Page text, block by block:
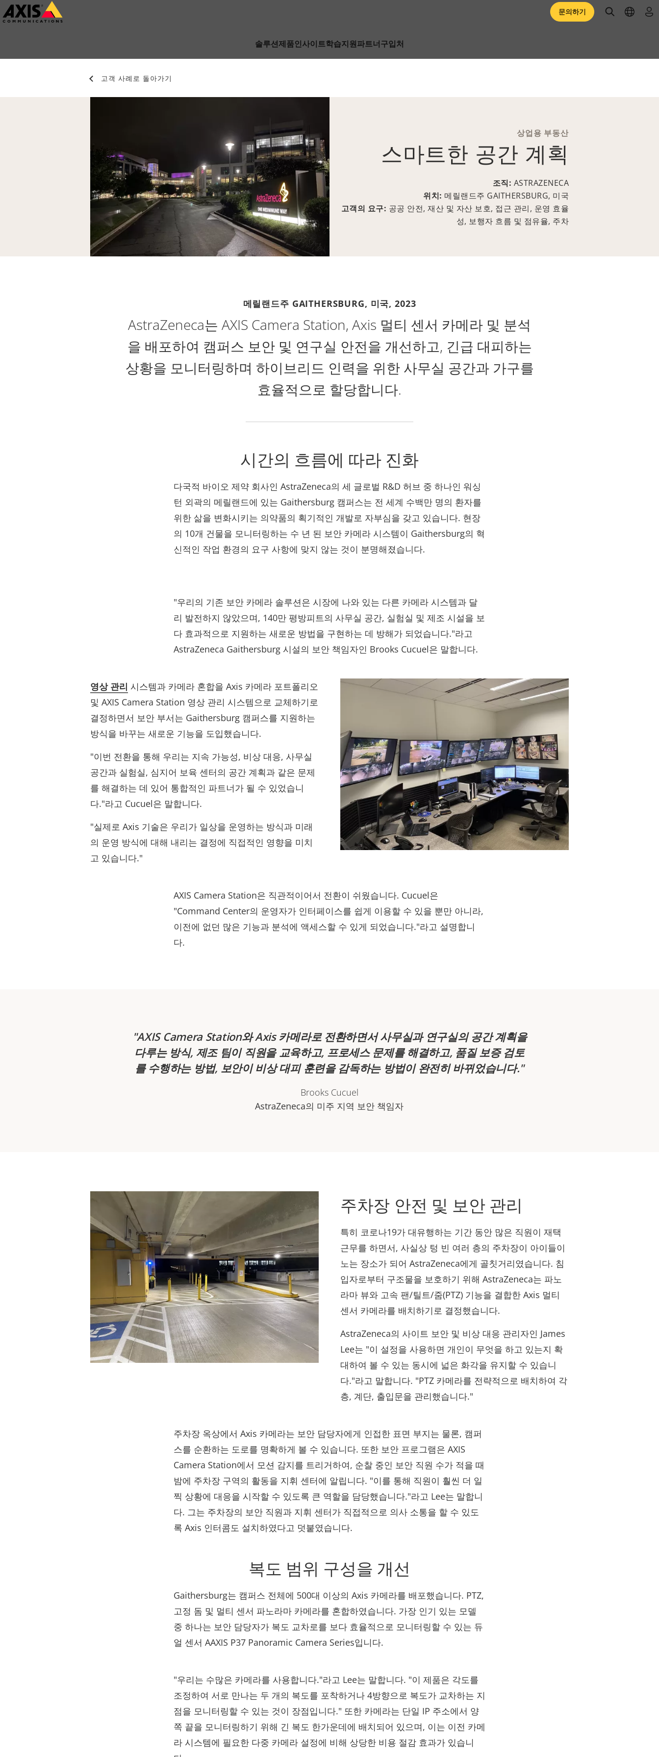
주
요
솔루션제품인사이트학습지원파트너구입처
문의하기 openopen로
고객 사례로 돌아가기
상업용 부동산
스마트한 공간 계획
조직: ASTRAZENECA
위치: 메릴랜드주 GAITHERSBURG, 미국
고객의 요구: 공공 안전, 재산 및 자산 보호, 접근 관리, 운영 효율
성, 보행자 흐름 및 점유율, 주차
메릴랜드주 GAITHERSBURG, 미국, 2023
AstraZeneca는 AXIS Camera Station, Axis 멀티 센서 카메라 및 분석
을 배포하여 캠퍼스 보안 및 연구실 안전을 개선하고, 긴급 대피하는
상황을 모니터링하며 하이브리드 인력을 위한 사무실 공간과 가구를
효율적으로 할당합니다.
시간의 흐름에 따라 진화
다국적 바이오 제약 회사인 AstraZeneca의 세 글로벌 R&D 허브 중 하나인 워싱
턴 외곽의 메릴랜드에 있는 Gaithersburg 캠퍼스는 전 세계 수백만 명의 환자를
위한 삶을 변화시키는 의약품의 획기적인 개발로 자부심을 갖고 있습니다. 현장
의 10개 건물을 모니터링하는 수 년 된 보안 카메라 시스템이 Gaithersburg의 혁
신적인 작업 환경의 요구 사항에 맞지 않는 것이 분명해졌습니다.
"우리의 기존 보안 카메라 솔루션은 시장에 나와 있는 다른 카메라 시스템과 달
리 발전하지 않았으며, 140만 평방피트의 사무실 공간, 실험실 및 제조 시설을 보
다 효과적으로 지원하는 새로운 방법을 구현하는 데 방해가 되었습니다."라고
AstraZeneca Gaithersburg 시설의 보안 책임자인 Brooks Cucuel은 말합니다.
영상 관리 시스템과 카메라 혼합을 Axis 카메라 포트폴리오
및 AXIS Camera Station 영상 관리 시스템으로 교체하기로
결정하면서 보안 부서는 Gaithersburg 캠퍼스를 지원하는
방식을 바꾸는 새로운 기능을 도입했습니다.
"이번 전환을 통해 우리는 지속 가능성, 비상 대응, 사무실
공간과 실험실, 심지어 보육 센터의 공간 계획과 같은 문제
를 해결하는 데 있어 통합적인 파트너가 될 수 있었습니
다."라고 Cucuel은 말합니다.
"실제로 Axis 기술은 우리가 일상을 운영하는 방식과 미래
의 운영 방식에 대해 내리는 결정에 직접적인 영향을 미치
고 있습니다."
AXIS Camera Station은 직관적이어서 전환이 쉬웠습니다. Cucuel은
"Command Center의 운영자가 인터페이스를 쉽게 이용할 수 있을 뿐만 아니라,
이전에 없던 많은 기능과 분석에 액세스할 수 있게 되었습니다."라고 설명합니
다.
AXIS Camera Station와 Axis 카메라로 전환하면서 사무실과 연구실의 공간 계획을
다루는 방식, 제조 팀이 직원을 교육하고, 프로세스 문제를 해결하고, 품질 보증 검토
를 수행하는 방법, 보안이 비상 대피 훈련을 감독하는 방법이 완전히 바뀌었습니다.
Brooks Cucuel
AstraZeneca의 미주 지역 보안 책임자
주차장 안전 및 보안 관리
특히 코로나19가 대유행하는 기간 동안 많은 직원이 재택
근무를 하면서, 사실상 텅 빈 여러 층의 주차장이 아이들이
노는 장소가 되어 AstraZeneca에게 골칫거리였습니다. 침
입자로부터 구조물을 보호하기 위해 AstraZeneca는 파노
라마 뷰와 고속 팬/틸트/줌(PTZ) 기능을 결합한 Axis 멀티
센서 카메라를 배치하기로 결정했습니다.
AstraZeneca의 사이트 보안 및 비상 대응 관리자인 James
Lee는 "이 설정을 사용하면 개인이 무엇을 하고 있는지 확
대하여 볼 수 있는 동시에 넓은 화각을 유지할 수 있습니
다."라고 말합니다. "PTZ 카메라를 전략적으로 배치하여 각
층, 계단, 출입문을 관리했습니다."
주차장 옥상에서 Axis 카메라는 보안 담당자에게 인접한 표면 부지는 물론, 캠퍼
스를 순환하는 도로를 명확하게 볼 수 있습니다. 또한 보안 프로그램은 AXIS
Camera Station에서 모션 감지를 트리거하여, 순찰 중인 보안 직원 수가 적을 때
밤에 주차장 구역의 활동을 지휘 센터에 알립니다. "이를 통해 직원이 훨씬 더 일
찍 상황에 대응을 시작할 수 있도록 큰 역할을 담당했습니다."라고 Lee는 말합니
다. 그는 주차장의 보안 직원과 지휘 센터가 직접적으로 의사 소통을 할 수 있도
록 Axis 인터콤도 설치하였다고 덧붙였습니다.
복도 범위 구성을 개선
Gaithersburg는 캠퍼스 전체에 500대 이상의 Axis 카메라를 배포했습니다. PTZ,
고정 돔 및 멀티 센서 파노라마 카메라를 혼합하였습니다. 가장 인기 있는 모델
중 하나는 보안 담당자가 복도 교차로를 보다 효율적으로 모니터링할 수 있는 듀
얼 센서 AAXIS P37 Panoramic Camera Series입니다.
"우리는 수많은 카메라를 사용합니다."라고 Lee는 말합니다. "이 제품은 각도를
조정하여 서로 만나는 두 개의 복도를 포착하거나 4방향으로 복도가 교차하는 지
점을 모니터링할 수 있는 것이 장점입니다." 또한 카메라는 단일 IP 주소에서 양
쪽 끝을 모니터링하기 위해 긴 복도 한가운데에 배치되어 있으며, 이는 이전 카메
라 시스템에 필요한 다중 카메라 설정에 비해 상당한 비용 절감 효과가 있습니